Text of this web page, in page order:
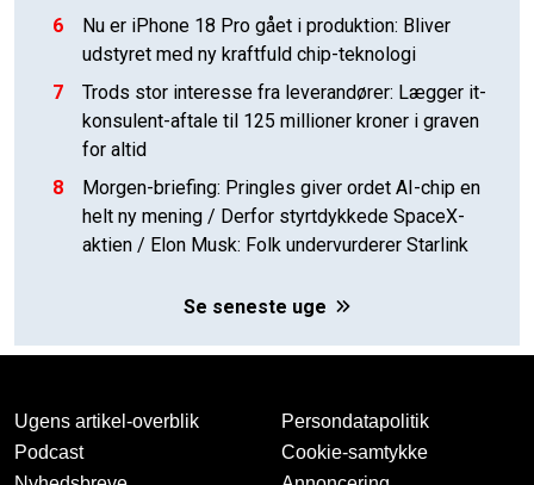
6
Nu er iPhone 18 Pro gået i produktion: Bliver
udstyret med ny kraftfuld chip-teknologi
7
Trods stor interesse fra leverandører: Lægger it-
konsulent-aftale til 125 millioner kroner i graven
for altid
8
Morgen-briefing: Pringles giver ordet AI-chip en
helt ny mening / Derfor styrtdykkede SpaceX-
aktien / Elon Musk: Folk undervurderer Starlink
Se seneste uge
Ugens artikel-overblik
Podcast
Persondatapolitik
Cookie-samtykke